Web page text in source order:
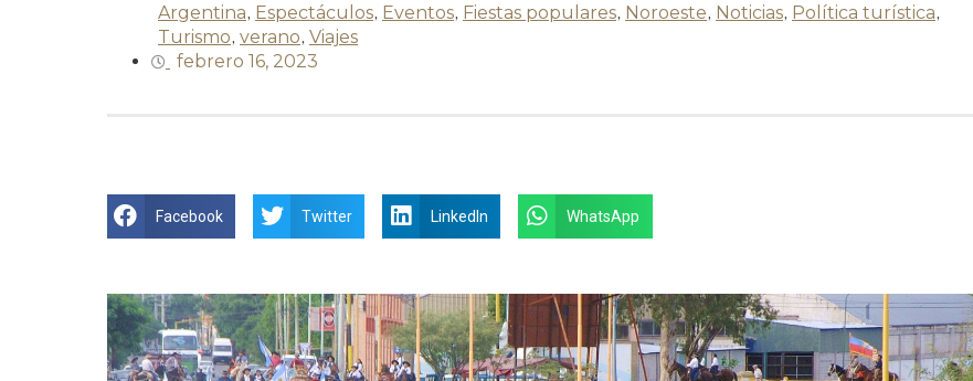
Argentina, Espectáculos, Eventos, Fiestas populares, Noroeste, Noticias, Política turística,
Turismo, verano, Viajes
febrero 16, 2023
Facebook Twitter LinkedIn WhatsApp